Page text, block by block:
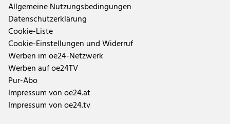
Allgemeine Nutzungsbedingungen
Datenschutzerklärung
Cookie-Liste
Cookie-Einstellungen und Widerruf
Werben im oe24-Netzwerk
Werben auf oe24TV
Pur-Abo
Impressum von oe24.at
Impressum von oe24.tv